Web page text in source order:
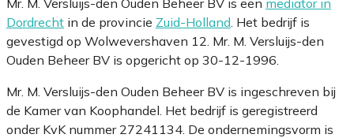
Dordrecht in de provincie Zuid-Holland . Het bedrijf is
gevestigd op Wolwevershaven 12. Mr. M. Versluijs-den
Ouden Beheer BV is opgericht op 30-12-1996.
Mr. M. Versluijs-den Ouden Beheer BV is ingeschreven bij
de Kamer van Koophandel. Het bedrijf is geregistreerd
onder KvK nummer 27241134. De ondernemingsvorm is